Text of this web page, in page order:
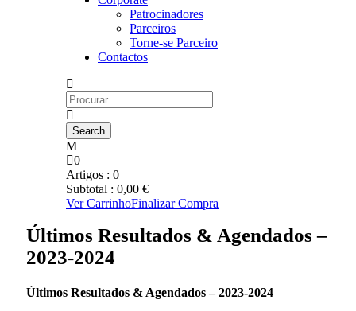
Patrocinadores
Parceiros
Torne-se Parceiro
Contactos
0
Artigos : 0
Subtotal : 0,00 €
Ver CarrinhoFinalizar Compra
Últimos Resultados & Agendados –
2023-2024
Últimos Resultados & Agendados – 2023-2024